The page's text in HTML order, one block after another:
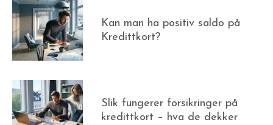
Kan man ha positiv saldo på
Kredittkort?
Slik fungerer forsikringer på
kredittkort – hva de dekker